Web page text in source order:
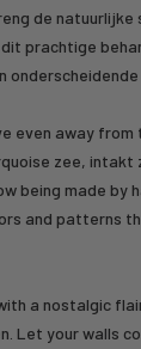
de natuurlijke
prachtige
even away from
zee, intakt
being made by
and patterns
a nostalgic
Let your walls